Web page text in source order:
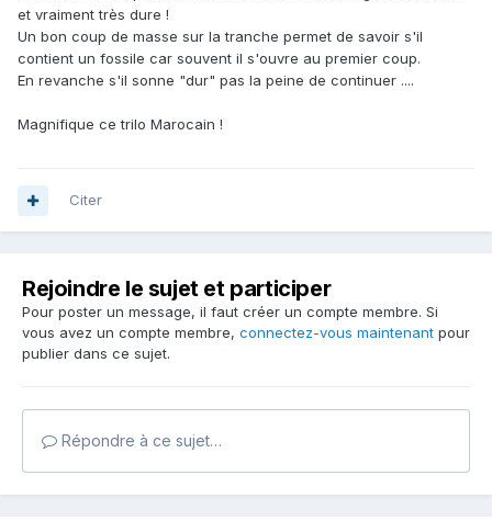
et vraiment très dure !
Un bon coup de masse sur la tranche permet de savoir s'il
contient un fossile car souvent il s'ouvre au premier coup.
En revanche s'il sonne "dur" pas la peine de continuer ....
Magnifique ce trilo Marocain !
Citer
Rejoindre le sujet et participer
Pour poster un message, il faut créer un compte membre. Si
vous avez un compte membre, connectez-vous maintenant pour
publier dans ce sujet.
Répondre à ce sujet…